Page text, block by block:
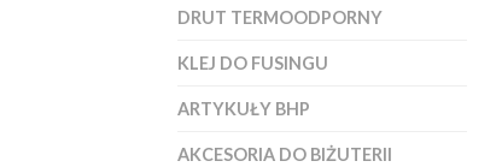
DRUT TERMOODPORNY
KLEJ DO FUSINGU
ARTYKUŁY BHP
AKCESORIA DO BIŻUTERII